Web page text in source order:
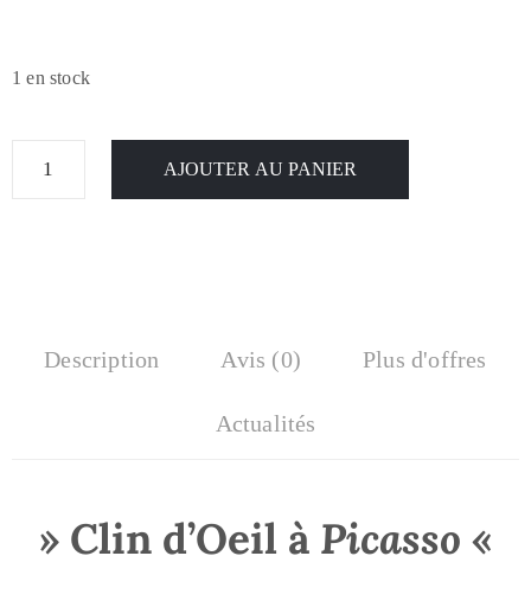
1 en stock
AJOUTER AU PANIER
Description Avis (0) Plus d'offres
Actualités
» Clin d’Oeil à Picasso «